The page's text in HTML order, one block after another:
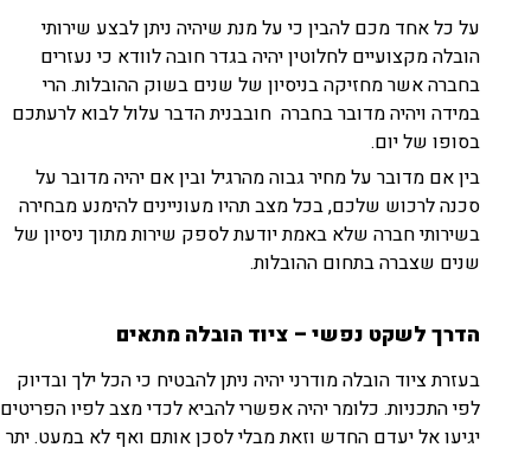
על כל אחד מכם להבין כי על מנת שיהיה ניתן לבצע שירותי
הובלה מקצועיים לחלוטין יהיה בגדר חובה לוודא כי נעזרים
בחברה אשר מחזיקה בניסיון של שנים בשוק ההובלות. הרי
במידה ויהיה מדובר בחברה חובבנית הדבר עלול לבוא לרעתכם
בסופו של יום.
בין אם מדובר על מחיר גבוה מהרגיל ובין אם יהיה מדובר על
סכנה לרכוש שלכם, בכל מצב תהיו מעוניינים להימנע מבחירה
בשירותי חברה שלא באמת יודעת לספק שירות מתוך ניסיון של
שנים שצברה בתחום ההובלות.
הדרך לשקט נפשי – ציוד הובלה מתאים
בעזרת ציוד הובלה מודרני יהיה ניתן להבטיח כי הכל ילך ובדיוק
לפי התכניות. כלומר יהיה אפשרי להביא לכדי מצב לפיו הפריטים
יגיעו אל יעדם החדש וזאת מבלי לסכן אותם ואף לא במעט. יתר